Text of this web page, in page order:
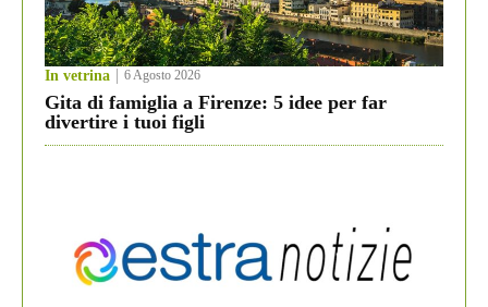
In vetrina 6 Agosto 2026
Gita di famiglia a Firenze: 5 idee per far
divertire i tuoi figli